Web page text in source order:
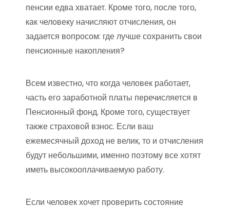
пенсии едва хватает. Кроме того, после того,
как человеку начисляют отчисления, он
задается вопросом: где лучше сохранить свои
пенсионные накопления?
Всем известно, что когда человек работает,
часть его заработной платы перечисляется в
Пенсионный фонд. Кроме того, существует
также страховой взнос. Если ваш
ежемесячный доход не велик, то и отчисления
будут небольшими, именно поэтому все хотят
иметь высокооплачиваемую работу.
Если человек хочет проверить состояние